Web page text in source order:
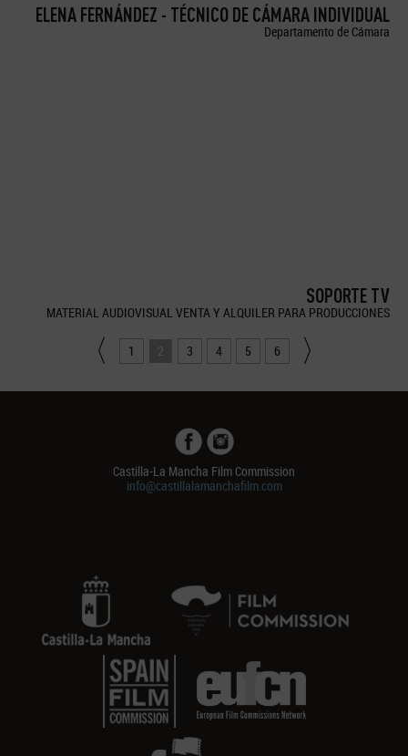
ELENA FERNÁNDEZ - TÉCNICO DE CÁMARA INDIVIDUAL
Departamento de Cámara
SOPORTE TV
MATERIAL AUDIOVISUAL VENTA Y ALQUILER PARA PRODUCCIONES
1 2 3 4 5 6
Castilla-La Mancha Film Commission
info@castillalamanchafilm.com